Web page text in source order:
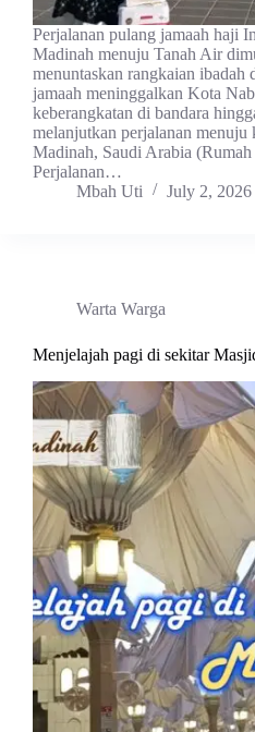
Perjalanan pulang jamaah haji
Madinah menuju Tanah Air
menuntaskan rangkaian ibadah
jamaah meninggalkan Kota
keberangkatan di bandara
melanjutkan perjalanan menuju
Madinah, Saudi Arabia
Perjalanan…
Mbah Uti
July 2, 2026
Warta Warga
Menjelajah pagi di sekitar